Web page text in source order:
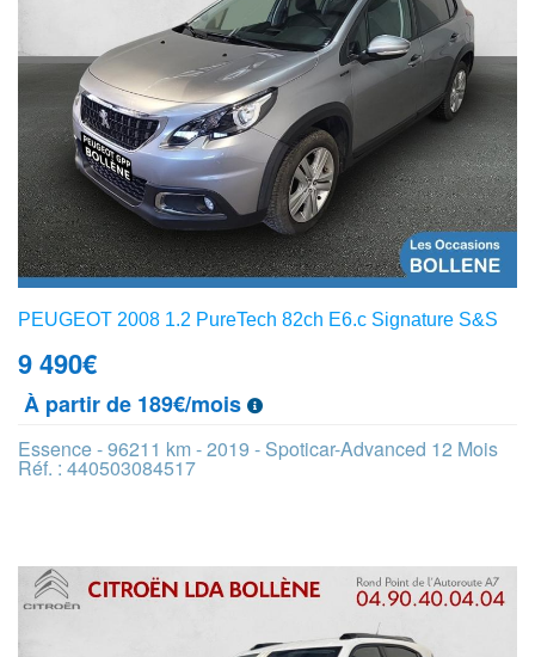
PEUGEOT 2008 1.2 PureTech 82ch E6.c Signature S&S
9 490€
À partir de 189€/mois
Essence - 96211 km - 2019 - Spoticar-Advanced 12 Mois
Réf. : 440503084517